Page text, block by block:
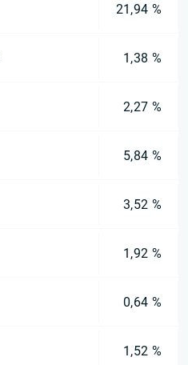
21,94 %
1,38 %
2,27 %
5,84 %
3,52 %
1,92 %
0,64 %
1,52 %